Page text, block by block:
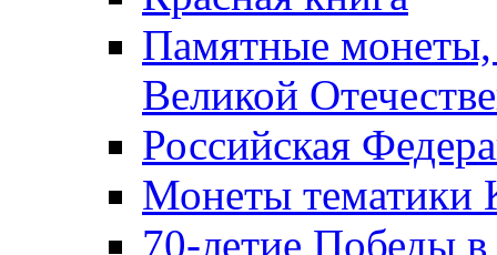
Памятные
Великой
Российская
Монеты тематики
70-летие Победы